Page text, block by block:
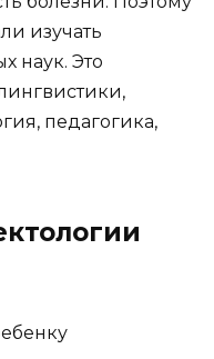
изучать
наук. Это
педагогика,